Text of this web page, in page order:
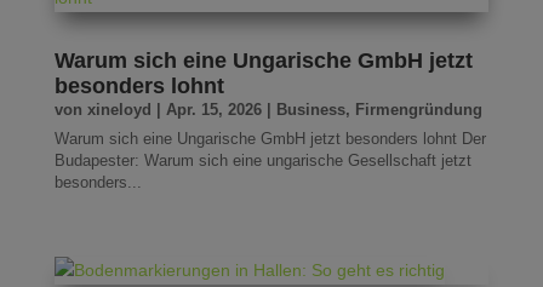
Warum sich eine Ungarische GmbH jetzt
besonders lohnt
von xineloyd Apr. 15, 2026| Business, Firmengründung
Warum sich eine Ungarische GmbH jetzt besonders lohnt Der
Budapester: Warum sich eine ungarische Gesellschaft jetzt
besonders...